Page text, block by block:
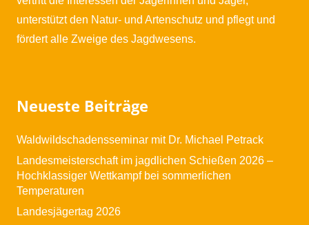
unterstützt den Natur- und Artenschutz und pflegt und
fördert alle Zweige des Jagdwesens.
Neueste Beiträge
Waldwildschadensseminar mit Dr. Michael Petrack
Landesmeisterschaft im jagdlichen Schießen 2026 –
Hochklassiger Wettkampf bei sommerlichen
Temperaturen
Landesjägertag 2026